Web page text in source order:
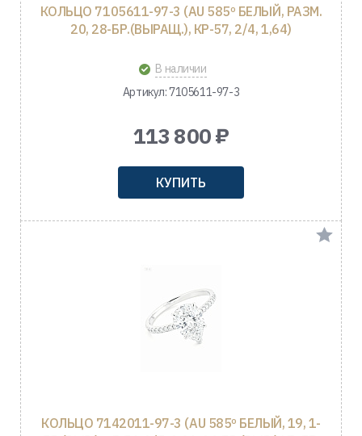
КОЛЬЦО 7105611-97-3 (AU 585º БЕЛЫЙ, РАЗМ.
20, 28-БР.(ВЫРАЩ.), КР-57, 2/4, 1,64)
В наличии
Артикул: 7105611-97-3
113 800 ₽
КУПИТЬ
КОЛЬЦО 7142011-97-3 (AU 585º БЕЛЫЙ, 19, 1-